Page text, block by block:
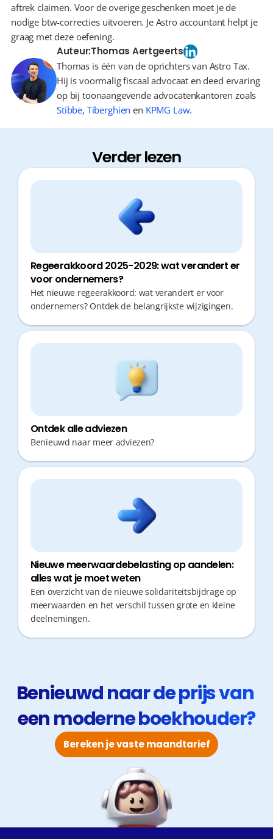
aftrek claimen. Voor de overige geschenken moet je de
nodige btw-correcties uitvoeren. Je Astro accountant helpt je
graag met deze oefening.
Auteur:Thomas Aertgeerts
Thomas is één van de oprichters van Astro Tax.
Hij is voormalig fiscaal advocaat en deed ervaring
op bij toonaangevende advocatenkantoren zoals
Stibbe, Tiberghien en KPMG Law.
Verder lezen
Regeerakkoord 2025-2029: wat verandert er
voor ondernemers?
Het nieuwe regeerakkoord: wat verandert er voor
ondernemers? Ontdek de belangrijkste wijzigingen.
Ontdek alle adviezen
Benieuwd naar meer adviezen?
Nieuwe meerwaardebelasting op aandelen:
alles wat je moet weten
Een overzicht van de nieuwe solidariteitsbijdrage op
meerwaarden en het verschil tussen grote en kleine
deelnemingen.
Benieuwd naar de prijs van
een moderne boekhouder?
Bereken je vaste maandtarief